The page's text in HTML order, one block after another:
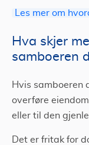
Les mer om
Hva skjer
samboeren
Hvis samboeren
overføre
eller til den
Det er fritak for